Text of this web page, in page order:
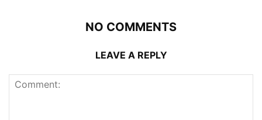
NO COMMENTS
LEAVE A REPLY